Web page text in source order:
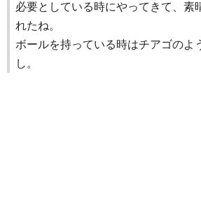
必要としている時にやってきて、素
れたね。
ボールを持っている時はチアゴのよ
し。